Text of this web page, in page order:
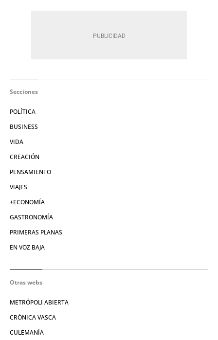
Secciones
POLÍTICA
BUSINESS
VIDA
CREACIÓN
PENSAMIENTO
VIAJES
+ECONOMÍA
GASTRONOMÍA
PRIMERAS PLANAS
EN VOZ BAJA
Otras webs
METRÓPOLI ABIERTA
CRÓNICA VASCA
CULEMANÍA